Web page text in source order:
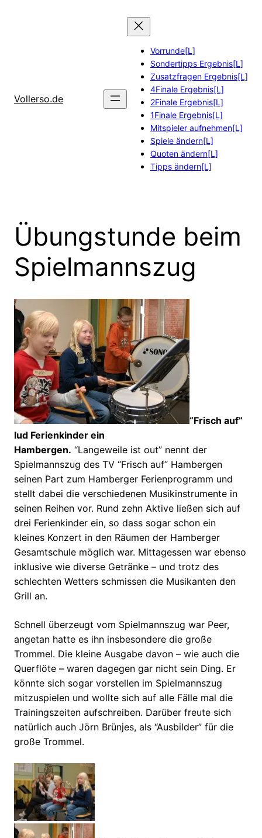
Vollerso.de
Vorrunde[L]
Sondertipps Ergebnis[L]
Zusatzfragen Ergebnis[L]
4Finale Ergebnis[L]
2Finale Ergebnis[L]
1Finale Ergebnis[L]
Mitspieler aufnehmen[L]
Spiele ändern[L]
Quoten ändern[L]
Tipps ändern[L]
Übungstunde beim
Spielmannszug
“Frisch auf”
lud Ferienkinder ein
Hambergen. “Langeweile ist out” nennt der
Spielmannszug des TV “Frisch auf” Hambergen
seinen Part zum Hamberger Ferienprogramm und
stellt dabei die verschiedenen Musikinstrumente in
seinen Reihen vor. Rund zehn Aktive ließen sich auf
drei Ferienkinder ein, so dass sogar schon ein
kleines Konzert in den Räumen der Hamberger
Gesamtschule möglich war. Mittagessen war ebenso
inklusive wie diverse Getränke – und trotz des
schlechten Wetters schmissen die Musikanten den
Grill an.
Schnell überzeugt vom Spielmannszug war Peer,
angetan hatte es ihn insbesondere die große
Trommel. Die kleine Ausgabe davon – wie auch die
Querflöte – waren dagegen gar nicht sein Ding. Er
könnte sich sogar vorstellen im Spielmannszug
mitzuspielen und wollte sich auf alle Fälle mal die
Trainingszeiten aufschreiben. Darüber freute sich
natürlich auch Jörn Brünjes, als “Ausbilder” für die
große Trommel.